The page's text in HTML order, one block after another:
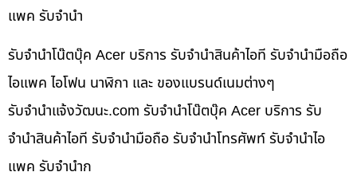
แพค รับจำนำ
รับจำนำโน๊ตบุ๊ค Acer บริการ รับจำนำสินค้าไอที รับจำนำมือถือ
ไอแพค ไอโฟน นาฬิกา และ ของแบรนด์เนมต่างๆ
รับจํานําแจ้งวัฒนะ.com รับจำนำโน๊ตบุ๊ค Acer บริการ รับ
จำนำสินค้าไอที รับจำนำมือถือ รับจำนำโทรศัพท์ รับจำนำไอ
แพค รับจำนำก